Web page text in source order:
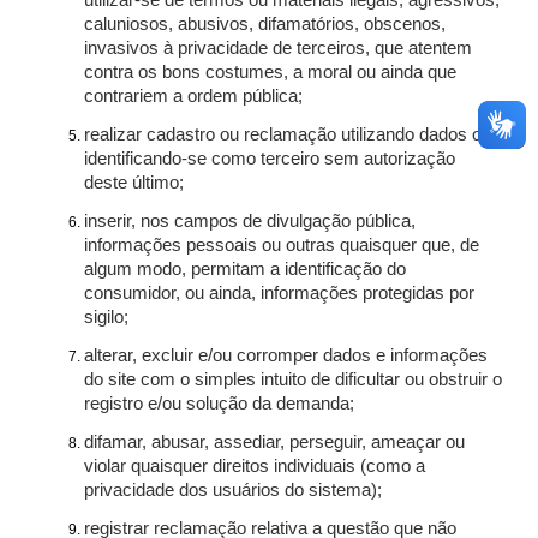
caluniosos, abusivos, difamatórios, obscenos,
invasivos à privacidade de terceiros, que atentem
contra os bons costumes, a moral ou ainda que
contrariem a ordem pública;
realizar cadastro ou reclamação utilizando dados ou
identificando-se como terceiro sem autorização
deste último;
inserir, nos campos de divulgação pública,
informações pessoais ou outras quaisquer que, de
algum modo, permitam a identificação do
consumidor, ou ainda, informações protegidas por
sigilo;
alterar, excluir e/ou corromper dados e informações
do site com o simples intuito de dificultar ou obstruir o
registro e/ou solução da demanda;
difamar, abusar, assediar, perseguir, ameaçar ou
violar quaisquer direitos individuais (como a
privacidade dos usuários do sistema);
registrar reclamação relativa a questão que não